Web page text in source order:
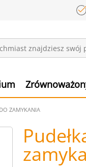
ZAMYKANIA